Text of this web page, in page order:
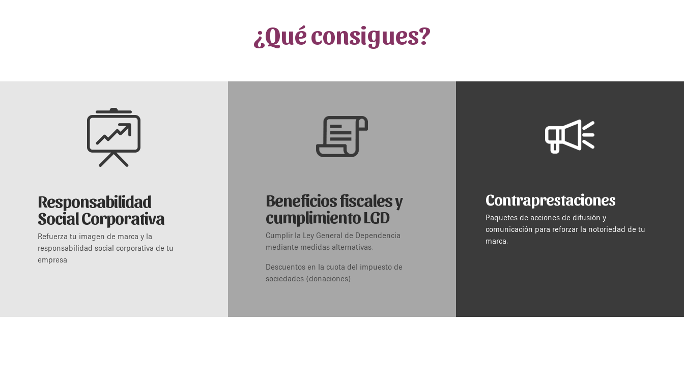
¿Qué consigues?
Responsabilidad
Social Corporativa
Refuerza tu imagen de marca y la
responsabilidad social corporativa de tu
empresa
Beneficios fiscales y
cumplimiento LGD
Cumplir la Ley General de Dependencia
mediante medidas alternativas.
Descuentos en la cuota del impuesto de
sociedades (donaciones)
Contraprestaciones
Paquetes de acciones de difusión y
comunicación para reforzar la notoriedad de tu
marca.